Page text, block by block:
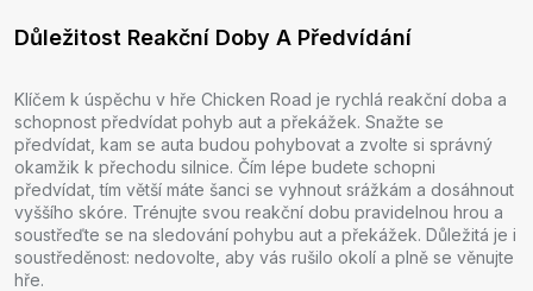
Důležitost Reakční Doby A Předvídání
Klíčem k úspěchu v hře Chicken Road je rychlá reakční doba a
schopnost předvídat pohyb aut a překážek. Snažte se
předvídat, kam se auta budou pohybovat a zvolte si správný
okamžik k přechodu silnice. Čím lépe budete schopni
předvídat, tím větší máte šanci se vyhnout srážkám a dosáhnout
vyššího skóre. Trénujte svou reakční dobu pravidelnou hrou a
soustřeďte se na sledování pohybu aut a překážek. Důležitá je i
soustředěnost: nedovolte, aby vás rušilo okolí a plně se věnujte
hře.